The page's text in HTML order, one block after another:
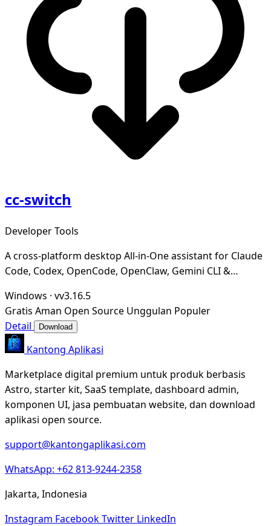
cc-switch
Developer Tools
A cross-platform desktop All-in-One assistant for Claude
Code, Codex, OpenCode, OpenClaw, Gemini CLI &
Windows · vv3.16.5
Gratis Aman Open Source Unggulan Populer
Detail
Download
Kantong Aplikasi
Marketplace digital premium untuk produk berbasis
Astro, starter kit, SaaS template, dashboard admin,
komponen UI, jasa pembuatan website, dan download
aplikasi open source.
support@kantongaplikasi.com
WhatsApp: +62 813-9244-2358
Jakarta, Indonesia
Instagram FacebookTwitter LinkedIn